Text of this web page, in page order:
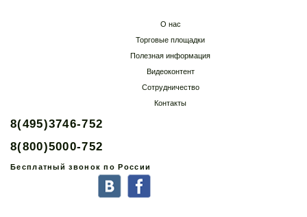
О нас
Торговые площадки
Полезная информация
Видеоконтент
Сотрудничество
Контакты
8(495)3746-752
8(800)5000-752
Бесплатный звонок по России